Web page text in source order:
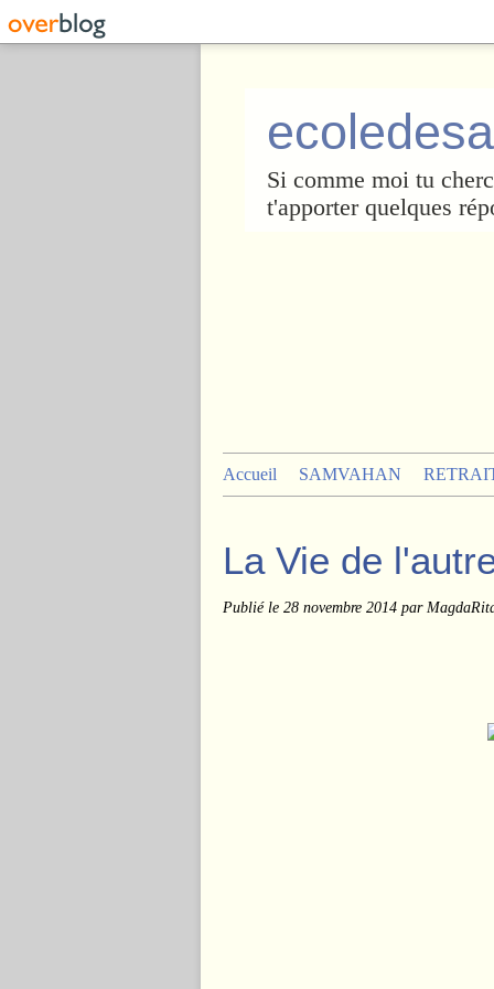
Si comme moi tu
t'apporter quelques
Accueil SAMVAHAN
La Vie de
Publié le 28 novembre 2014 par